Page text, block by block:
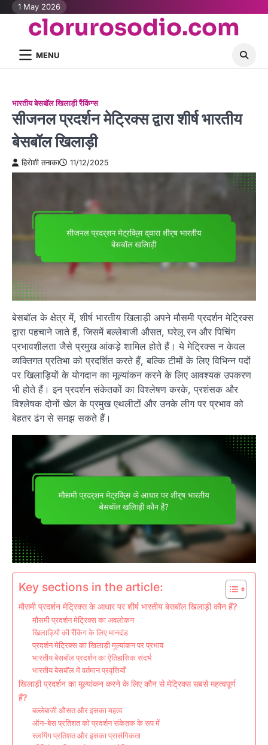
Skip
content
1 May 2026
clorurosodio.com
MENU
भारतीय बेसबॉल खिलाड़ी रैंकिंग्स
सीजनल प्रदर्शन मेट्रिक्स द्वारा शीर्ष भारतीय
बेसबॉल खिलाड़ी
हिरोशी तनाका 11/12/2025
बेसबॉल के क्षेत्र में, शीर्ष भारतीय खिलाड़ी अपने मौसमी प्रदर्शन मेट्रिक्स
द्वारा पहचाने जाते हैं, जिसमें बल्लेबाजी औसत, घरेलू रन और पिचिंग
प्रभावशीलता जैसे प्रमुख आंकड़े शामिल होते हैं। ये मेट्रिक्स न केवल
व्यक्तिगत प्रतिभा को प्रदर्शित करते हैं, बल्कि टीमों के लिए विभिन्न पदों
पर खिलाड़ियों के योगदान का मूल्यांकन करने के लिए आवश्यक उपकरण
भी होते हैं। इन प्रदर्शन संकेतकों का विश्लेषण करके, प्रशंसक और
विश्लेषक दोनों खेल के प्रमुख एथलीटों और उनके लीग पर प्रभाव को
बेहतर ढंग से समझ सकते हैं।
Key sections in the article:
मौसमी प्रदर्शन मेट्रिक्स के आधार पर शीर्ष भारतीय बेसबॉल खिलाड़ी कौन हैं?
मौसमी प्रदर्शन मेट्रिक्स का अवलोकन
खिलाड़ियों की रैंकिंग के लिए मानदंड
प्रदर्शन मेट्रिक्स का खिलाड़ी मूल्यांकन पर प्रभाव
भारतीय बेसबॉल प्रदर्शन का ऐतिहासिक संदर्भ
भारतीय बेसबॉल में वर्तमान प्रवृत्तियाँ
खिलाड़ी प्रदर्शन का मूल्यांकन करने के लिए कौन से मेट्रिक्स सबसे महत्वपूर्ण
हैं?
बल्लेबाजी औसत और इसका महत्व
ऑन-बेस प्रतिशत को प्रदर्शन संकेतक के रूप में
स्लगिंग प्रतिशत और इसका प्रासंगिकता